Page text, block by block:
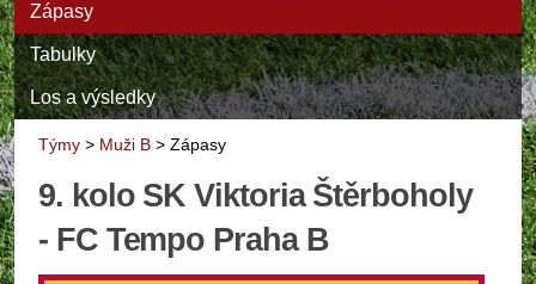
Zápasy
Tabulky
Los a výsledky
Týmy > Muži B > Zápasy
9. kolo SK Viktoria Štěrboholy
- FC Tempo Praha B